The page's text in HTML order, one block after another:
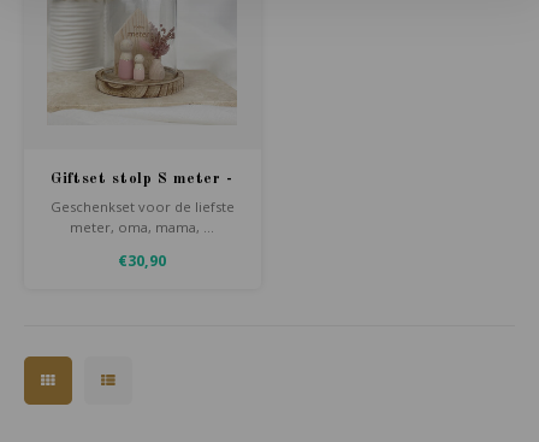
Giftset stolp S meter -
oma - mama...
Geschenkset voor de liefste
meter, oma, mama, ...
€30,90